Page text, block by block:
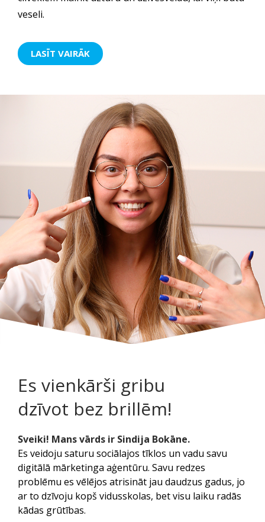
veseli.
LASĪT VAIRĀK
Es vienkārši gribu
dzīvot bez brillēm!
Sveiki! Mans vārds ir Sindija Bokāne.
Es veidoju saturu sociālajos tīklos un vadu savu
digitālā mārketinga aģentūru. Savu redzes
problēmu es vēlējos atrisināt jau daudzus gadus, jo
ar to dzīvoju kopš vidusskolas, bet visu laiku radās
kādas grūtības.